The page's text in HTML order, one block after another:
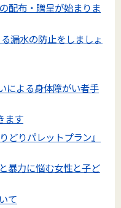
配布・贈呈が始まりま
漏水の防止をしましょ
による身体障がい者手
ます
どりパレットプラン』
暴力に悩む女性と子ど
て